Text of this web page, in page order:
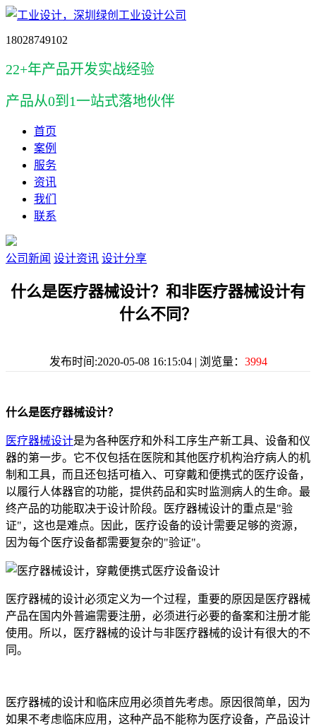
18028749102
22+年产品开发实战经验
产品从0到1一站式落地伙伴
首页
案例
服务
资讯
我们
联系
公司新闻 设计资讯 设计分享
什么是医疗器械设计？和非医疗器械设计有
什么不同？
发布时间:2020-05-08 16:15:04 | 浏览量： 3994
什么是医疗器械设计？
医疗器械设计是为各种医疗和外科工序生产新工具、设备和仪
器的第一步。它不仅包括在医院和其他医疗机构治疗病人的机
制和工具，而且还包括可植入、可穿戴和便携式的医疗设备，
以履行人体器官的功能，提供药品和实时监测病人的生命。最
终产品的功能取决于设计阶段。医疗器械设计的重点是"验
证"，这也是难点。因此，医疗设备的设计需要足够的资源，
因为每个医疗设备都需要复杂的"验证"。
医疗器械的设计必须定义为一个过程，重要的原因是医疗器械
产品在国内外普遍需要注册，必须进行必要的备案和注册才能
使用。所以，医疗器械的设计与非医疗器械的设计有很大的不
同。
医疗器械的设计和临床应用必须首先考虑。原因很简单，因为
如果不考虑临床应用，这种产品不能称为医疗设备，产品设计